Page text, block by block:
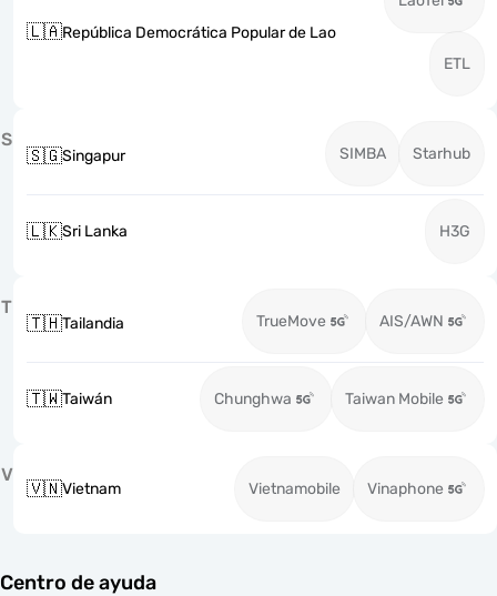
🇱🇦República Democrática Popular de Lao
ETL
S
🇸🇬Singapur SIMBA Starhub
🇱🇰Sri Lanka H3G
T
🇹🇭Tailandia TrueMove AIS/AWN
🇹🇼Taiwán Chunghwa Taiwan Mobile
V
🇻🇳Vietnam Vietnamobile Vinaphone
Centro de ayuda